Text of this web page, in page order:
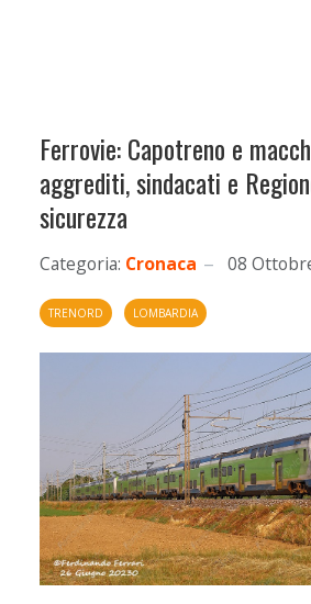
Ferrovie: Capotreno e
aggrediti, sindacati e
sicurezza
Categoria: Cronaca 08
TRENORD LOMBARDIA